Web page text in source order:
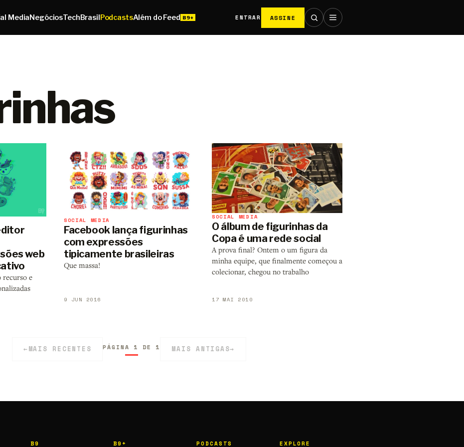
MediaNegóciosTechBrasilPodcastsAlém do Feed ENTRAR ASSINE
web
recurso e
SOCIAL MEDIA
Facebook lança figurinhas
com expressões
tipicamente brasileiras
Que massa!
9 JUN 2016
SOCIAL MEDIA
O álbum de figurinhas da
Copa é uma rede social
A prova final? Ontem o um figura da
minha equipe, que finalmente começou a
colecionar, chegou no trabalho
17 MAI 2010
←MAIS RECENTES PÁGINA 1 DE 1 MAIS ANTIGAS→
B9 B9+ PODCASTS EXPLORE